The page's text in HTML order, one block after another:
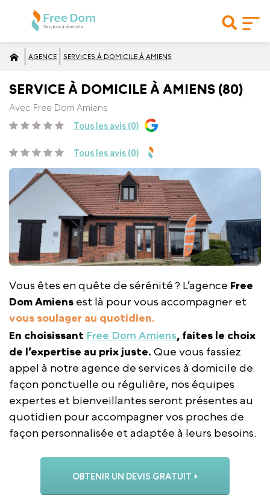
AGENCE SERVICES À DOMICILE À AMIENS
SERVICE À DOMICILE À AMIENS (80)
Avec Free Dom Amiens
Tous les avis (0)
Tous les avis (0)
Vous êtes en quête de sérénité ? L’agence Free
Dom Amiens est là pour vous accompagner et
vous soulager au quotidien.
En choisissant Free Dom Amiens, faites le choix
de l’expertise au prix juste. Que vous fassiez
appel à notre agence de services à domicile de
façon ponctuelle ou régulière, nos équipes
expertes et bienveillantes seront présentes au
quotidien pour accompagner vos proches de
façon personnalisée et adaptée à leurs besoins.
OBTENIR UN DEVIS GRATUIT